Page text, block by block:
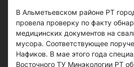
В Альметьевском районе РТ
провела проверку по факту
медицинских документов на
мусора. Соответствующее
Нафиков. В мае этого года
Восточного ТУ Минэкологии РТ